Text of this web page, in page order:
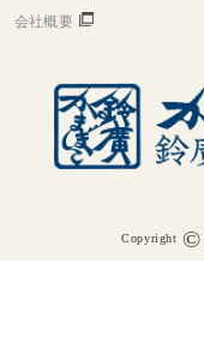
会社概要
Copyright ©